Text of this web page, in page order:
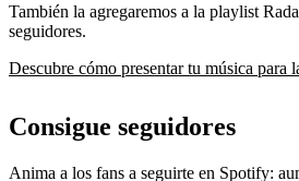
También la agregaremos a la playlist
seguidores.
Descubre cómo presentar tu música para
Consigue seguidores
Anima a los fans a seguirte en Spotify: